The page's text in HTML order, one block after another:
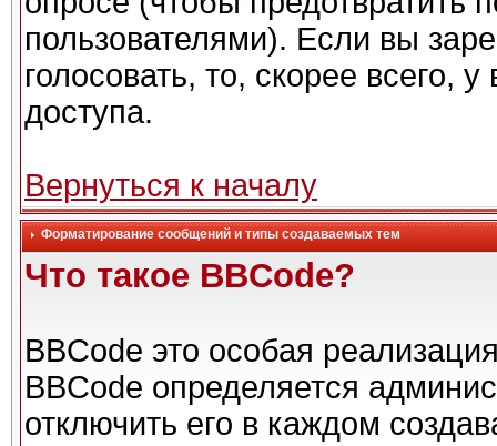
пользователями). Если вы
голосовать, то, скорее всего,
доступа.
Вернуться к началу
Форматирование сообщений и типы создаваемых тем
Что такое BBCode?
BBCode это особая
BBCode определяется
отключить его в каждом